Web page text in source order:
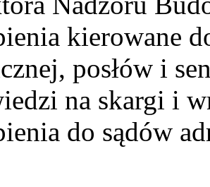
kierowane
posłów i
na skargi i
do sądów